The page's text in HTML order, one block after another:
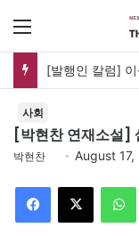
사회
[박현찬 연재소설]
박현찬 August 17,